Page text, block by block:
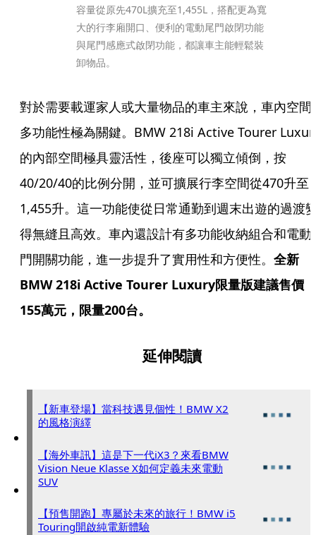
容量從原先470L擴充至1,455L，搭配更為寬
大的行李廂開口、便利的電動尾門啟閉功能
與尾門感應式啟閉功能，都讓車主能輕鬆裝
卸物品。
對於需要載運家人或大量物品的車主來說，車內空間
多功能性極為關鍵。BMW 218i Active Tourer
的內部空間極具靈活性，後座可以獨立傾倒，按
40/20/40的比例分開，並可擴展行李空間從470升至
1,455升。這一功能使從日常通勤到週末出遊的過渡
得無縫且高效。車內還設計有多功能收納組合和電動
門開關功能，進一步提升了實用性和方便性。 全新
BMW 218i Active Tourer Luxury限量版建議售價
155萬元，限量200台。
延伸閱讀
【新車登場】當科技遇見個性！BMW X2
的風格演繹
【海外車訊】這是下一代iX3？來看BMW
Vision Neue Klasse X如何定義未來電動
SUV
【預售開跑】專屬於未來的旅行！BMW i5
Touring開啟純電新體驗